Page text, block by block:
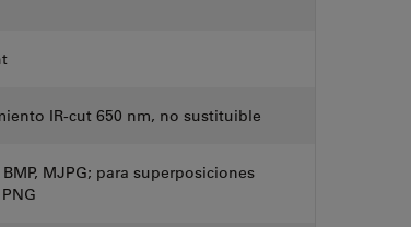
IR-cut 650 nm, no sustituible
BMP, MJPG; para superposiciones